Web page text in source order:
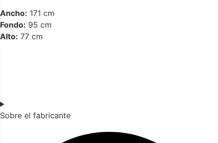
Ancho: 171 cm
Fondo: 95 cm
Alto: 77 cm
Sobre el fabricante